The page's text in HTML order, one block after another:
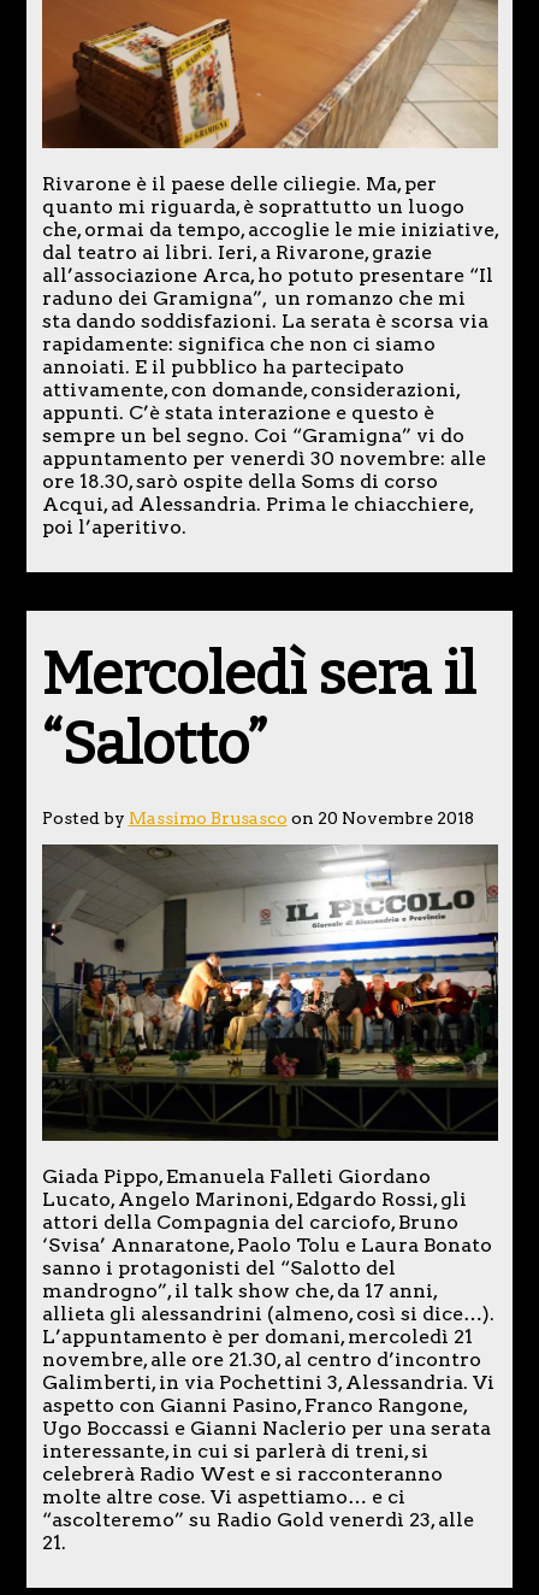
Rivarone è il paese delle ciliegie. Ma, per
quanto mi riguarda, è soprattutto un luogo
che, ormai da tempo, accoglie le mie iniziative,
dal teatro ai libri. Ieri, a Rivarone, grazie
all’associazione Arca, ho potuto presentare “Il
raduno dei Gramigna”, un romanzo che mi
sta dando soddisfazioni. La serata è scorsa via
rapidamente: significa che non ci siamo
annoiati. E il pubblico ha partecipato
attivamente, con domande, considerazioni,
appunti. C’è stata interazione e questo è
sempre un bel segno. Coi “Gramigna” vi do
appuntamento per venerdì 30 novembre: alle
ore 18.30, sarò ospite della Soms di corso
Acqui, ad Alessandria. Prima le chiacchiere,
poi l’aperitivo.
Mercoledì sera il
“Salotto”
Posted by Massimo Brusasco on 20 Novembre 2018
Giada Pippo, Emanuela Falleti Giordano
Lucato, Angelo Marinoni, Edgardo Rossi, gli
attori della Compagnia del carciofo, Bruno
‘Svisa’ Annaratone, Paolo Tolu e Laura Bonato
sanno i protagonisti del “Salotto del
mandrogno”, il talk show che, da 17 anni,
allieta gli alessandrini (almeno, così si dice…).
L’appuntamento è per domani, mercoledì 21
novembre, alle ore 21.30, al centro d’incontro
Galimberti, in via Pochettini 3, Alessandria. Vi
aspetto con Gianni Pasino, Franco Rangone,
Ugo Boccassi e Gianni Naclerio per una serata
interessante, in cui si parlerà di treni, si
celebrerà Radio West e si racconteranno
molte altre cose. Vi aspettiamo… e ci
“ascolteremo” su Radio Gold venerdì 23, alle
21.